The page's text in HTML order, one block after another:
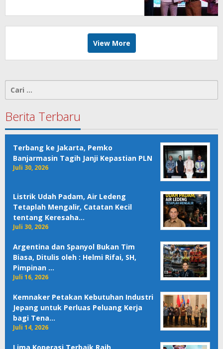
View More
Cari
untuk:
Berita Terbaru
Terbang ke Jakarta, Pemko
Banjarmasin Tagih Janji Kepastian PLN
Juli 30, 2026
Listrik Udah Padam, Air Ledeng
Tetaplah Mengalir, Catatan Kecil
tentang Keresaha…
Juli 30, 2026
Argentina dan Spanyol Bukan Tim
Biasa, Ditulis oleh : Helmi Rifai, SH,
Pimpinan …
Juli 16, 2026
Kemnaker Petakan Kebutuhan Industri
Jepang untuk Perluas Peluang Kerja
bagi Tena…
Juli 14, 2026